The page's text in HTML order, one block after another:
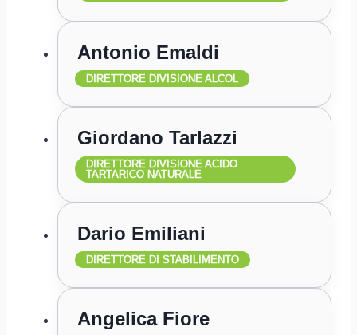
Antonio Emaldi
DIRETTORE DIVISIONE ALCOL
Giordano Tarlazzi
DIRETTORE DIVISIONE ACIDO
TARTARICO NATURALE
Dario Emiliani
DIRETTORE DI STABILIMENTO
Angelica Fiore